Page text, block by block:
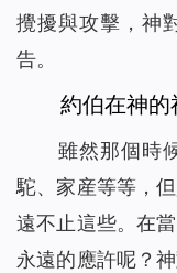
攪擾與攻擊，神
告。
約伯在神的
雖然那個時
駝、家産等等，
遠不止這些。在
永遠的應許呢？